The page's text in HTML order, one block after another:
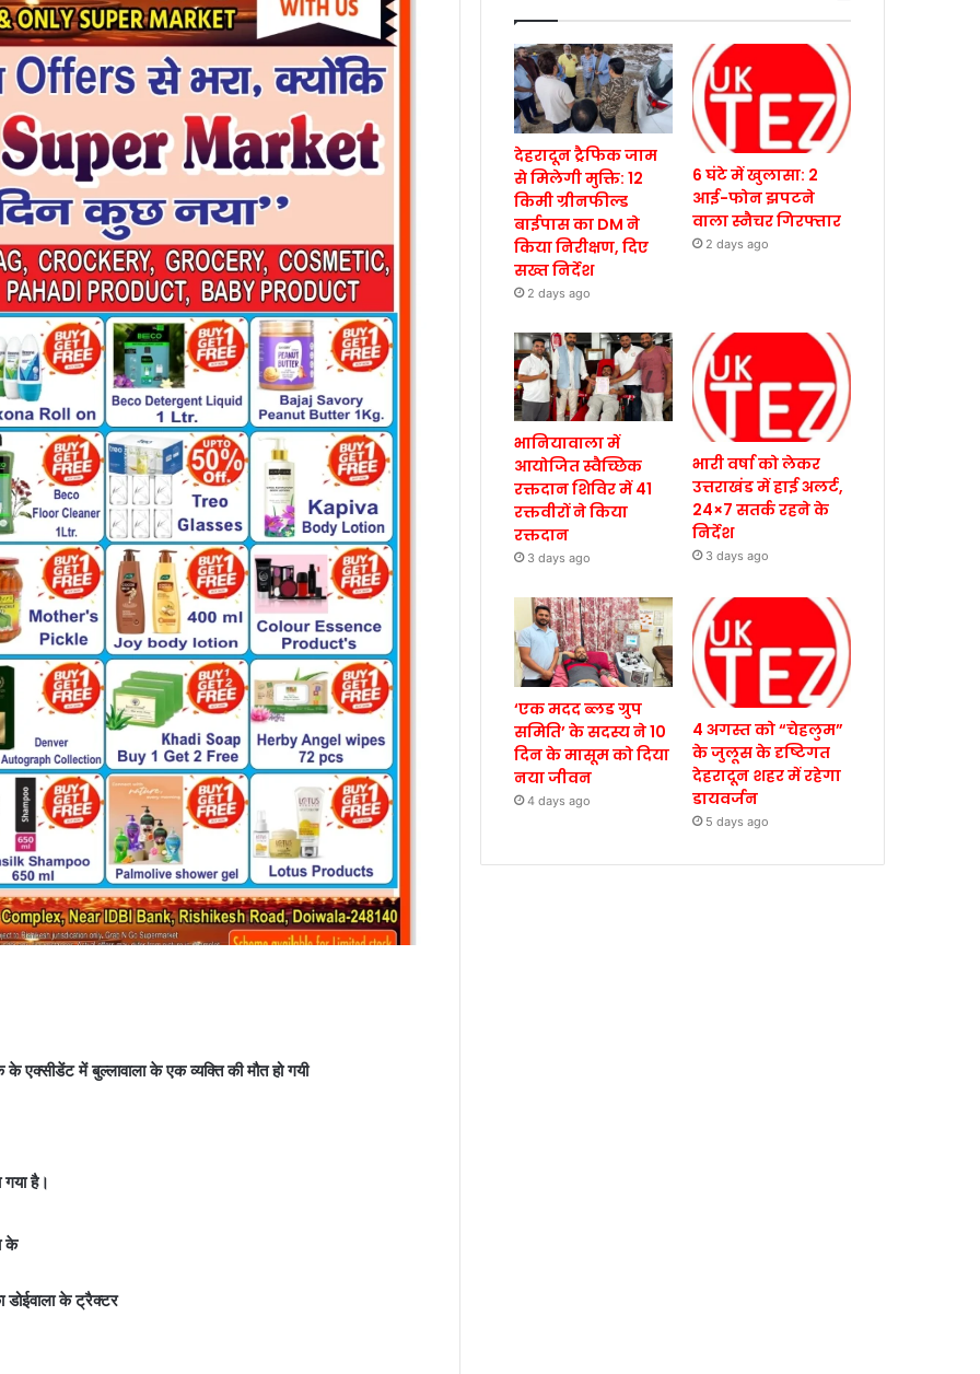
एक्सीडेंट में बुल्लावाला के एक व्यक्ति की मौत हो गयी
है।
के
डोईवाला के ट्रैक्टर
देहरादून ट्रैफिक जाम
से मिलेगी मुक्ति: 12
किमी ग्रीनफील्ड
बाईपास का DM ने
किया निरीक्षण, दिए
सख्त निर्देश
2 days ago
6 घंटे में खुलासा: 2
आई-फोन झपटने
वाला स्नैचर गिरफ्तार
2 days ago
भानियावाला में
आयोजित स्वैच्छिक
रक्तदान शिविर में 41
रक्तवीरों ने किया
रक्तदान
3 days ago
भारी वर्षा को लेकर
उत्तराखंड में हाई अलर्ट,
24×7 सतर्क रहने के
निर्देश
3 days ago
‘एक मदद ब्लड ग्रुप
समिति’ के सदस्य ने 10
दिन के मासूम को दिया
नया जीवन
4 days ago
4 अगस्त को “चेहलुम”
के जुलूस के दृष्टिगत
देहरादून शहर में रहेगा
डायवर्जन
5 days ago